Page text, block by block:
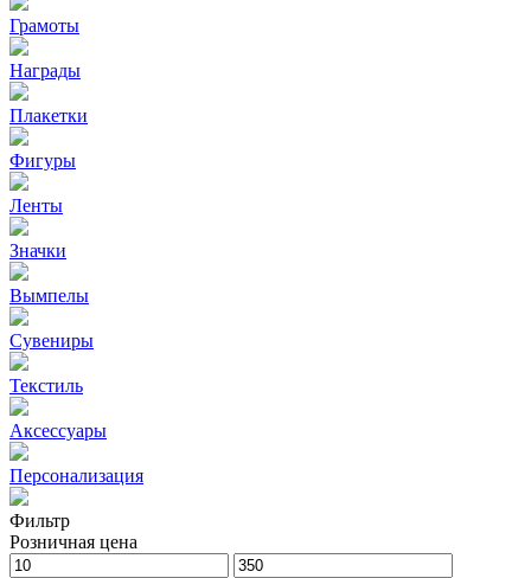
Грамоты
Награды
Плакетки
Фигуры
Ленты
Значки
Вымпелы
Сувениры
Текстиль
Аксессуары
Персонализация
Фильтр
Розничная цена